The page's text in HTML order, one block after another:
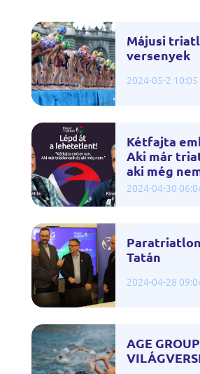
Májusi
versenyek
2024-05-2 10:05
Kétfajta
Aki már
aki még
2024-04-30
Tatán
2024-04-28
AGE GROUP